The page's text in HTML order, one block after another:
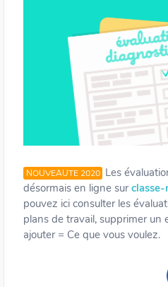
NOUVEAUTE 2020 Les
désormais en ligne sur
pouvez ici consulter les
plans de travail, supprimer un
ajouter = Ce que vous voulez.